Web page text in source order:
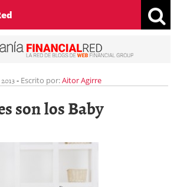
- Escrito por:Aitor Agirre
son los Baby